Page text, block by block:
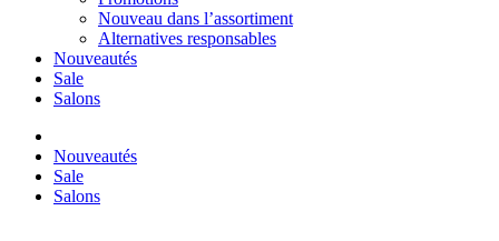
Nouveau dans l’assortiment
Alternatives responsables
Nouveautés
Sale
Salons
Nouveautés
Sale
Salons